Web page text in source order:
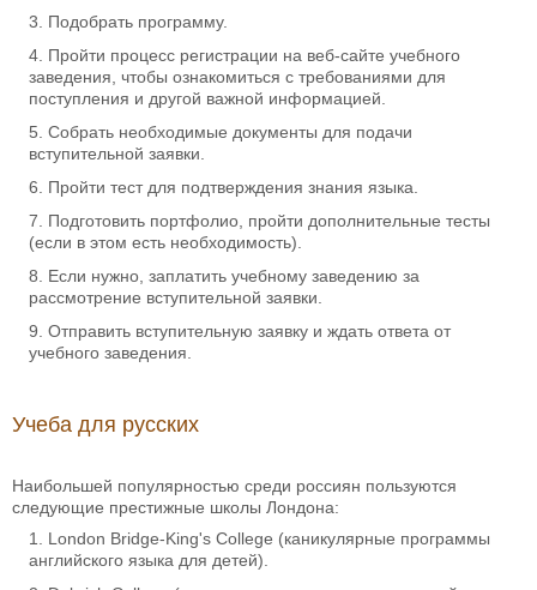
Подобрать программу.
Пройти процесс регистрации на веб-сайте учебного
заведения, чтобы ознакомиться с требованиями для
поступления и другой важной информацией.
Собрать необходимые документы для подачи
вступительной заявки.
Пройти тест для подтверждения знания языка.
Подготовить портфолио, пройти дополнительные тесты
(если в этом есть необходимость).
Если нужно, заплатить учебному заведению за
рассмотрение вступительной заявки.
Отправить вступительную заявку и ждать ответа от
учебного заведения.
Учеба для русских
Наибольшей популярностью среди россиян пользуются
следующие престижные школы Лондона:
London Bridge-King's College (каникулярные программы
английского языка для детей).